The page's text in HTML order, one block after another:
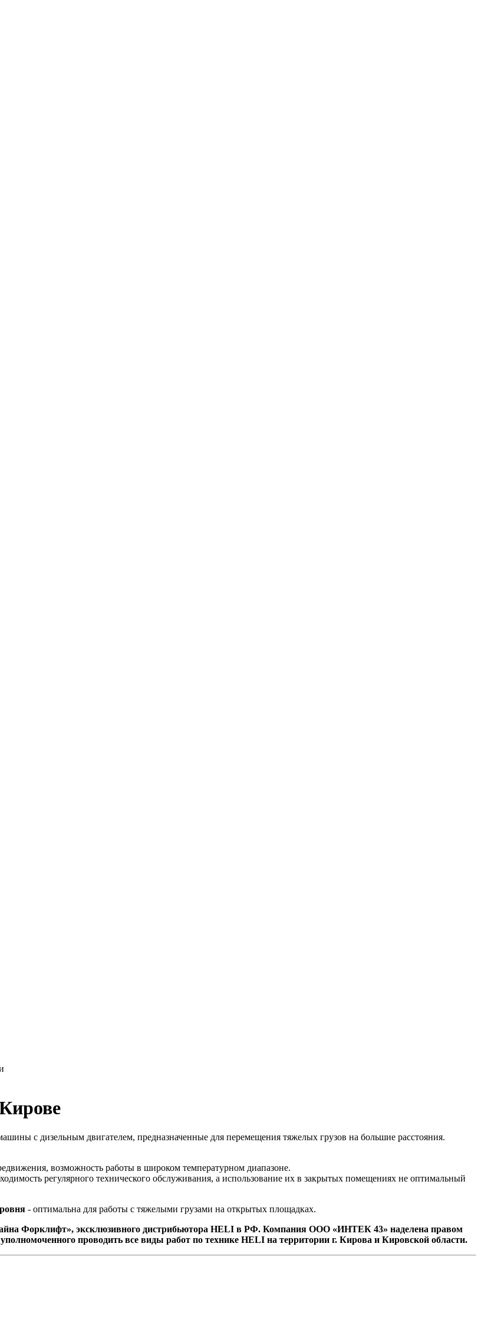
с дизельным двигателем, предназначенные для перемещения тяжелых грузов на большие расстояния.
возможность работы в широком температурном диапазоне.
регулярного технического обслуживания, а использование их в закрытых помещениях не оптимальный
- оптимальна для работы с тяжелыми грузами на открытых площадках.
Форклифт», эксклюзивного дистрибьютора HELI в РФ. Компания ООО «ИНТЕК 43» наделена правом
проводить все виды работ по технике HELI на территории г. Кирова и Кировской области.